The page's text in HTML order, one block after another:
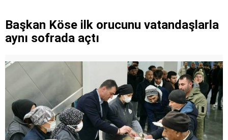
Başkan Köse ilk orucunu vatandaşlarla
aynı sofrada açtı